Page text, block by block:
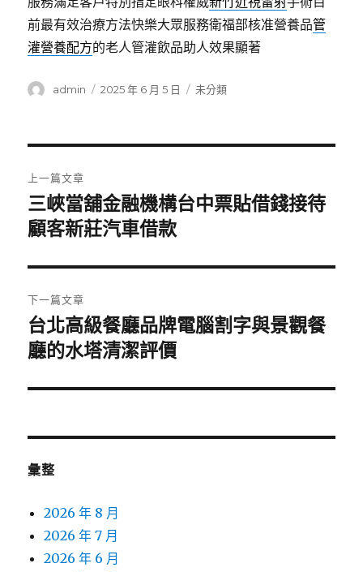
前最有效治療方法快樂大眾服務衛福部核准營養品管
灌營養配方的老人管灌飲品助人效果顯著
作
admin
發
2025 年 6 月 5 日
分
未分類
章
導
覽
上一篇文章
上
一
文
章:
三峽當舖金融機構台中票貼借錢接待
顧客新莊汽車借款
下一篇文章
下
一
文
台北高級餐廳品牌電腦割字與景觀餐
廳的水塔清潔評價
彙整
2026 年 8 月
2026 年 7 月
2026 年 6 月